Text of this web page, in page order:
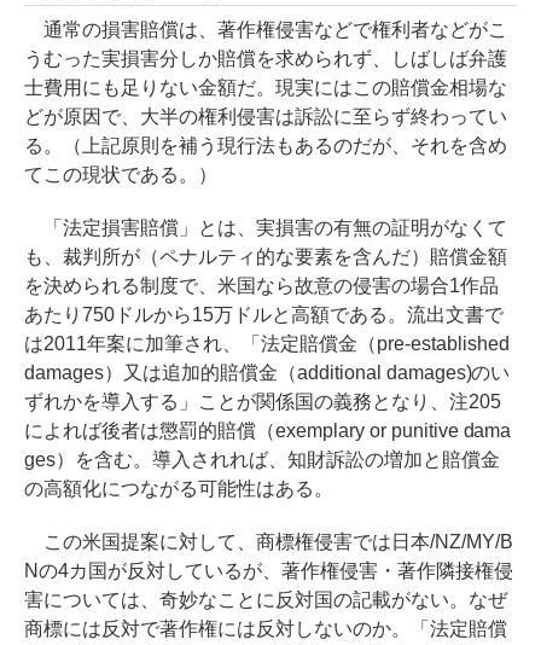
通常の損害賠償は、著作権侵害などで権利者などがこ
うむった実損害分しか賠償を求められず、しばしば弁護
士費用にも足りない金額だ。現実にはこの賠償金相場な
どが原因で、大半の権利侵害は訴訟に至らず終わってい
る。（上記原則を補う現行法もあるのだが、それを含め
てこの現状である。）
「法定損害賠償」とは、実損害の有無の証明がなくて
も、裁判所が（ペナルティ的な要素を含んだ）賠償金額
を決められる制度で、米国なら故意の侵害の場合1作品
あたり750ドルから15万ドルと高額である。流出文書で
は2011年案に加筆され、「法定賠償金（pre-established
damages）又は追加的賠償金（additional damages)のい
ずれかを導入する」ことが関係国の義務となり、注205
によれば後者は懲罰的賠償（exemplary or punitive dama
ges）を含む。導入されれば、知財訴訟の増加と賠償金
の高額化につながる可能性はある。
この米国提案に対して、商標権侵害では日本/NZ/MY/B
Nの4カ国が反対しているが、著作権侵害・著作隣接権侵
害については、奇妙なことに反対国の記載がない。なぜ
商標には反対で著作権には反対しないのか。「法定賠償